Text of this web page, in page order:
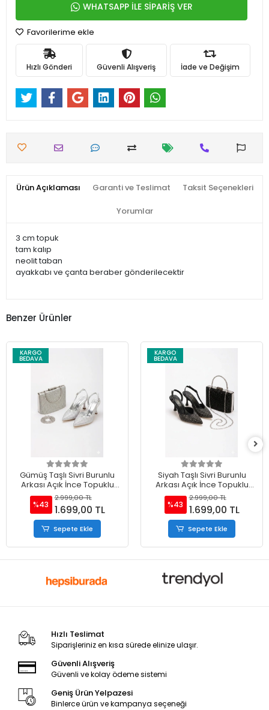
WHATSAPP İLE SİPARİŞ VER
Favorilerime ekle
Hızlı Gönderi Güvenli Alışveriş İade ve Değişim
Ürün Açıklaması Garanti ve Teslimat Taksit Seçenekleri
Yorumlar
3 cm topuk
tam kalıp
neolit taban
ayakkabı ve çanta beraber gönderilecektir
Benzer Ürünler
KARGO
BEDAVA
Gümüş Taşlı Sivri Burunlu
Arkası Açık İnce Topuklu
Stiletto ve Çanta Takımı
%43
2.999,00 TL
1.699,00 TL
Sepete Ekle
KARGO
BEDAVA
Siyah Taşlı Sivri Burunlu
Arkası Açık İnce Topuklu
Stiletto ve Çanta Takımı
%43
2.999,00 TL
1.699,00 TL
Sepete Ekle
Hızlı Teslimat
Siparişleriniz en kısa sürede elinize ulaşır.
Güvenli Alışveriş
Güvenli ve kolay ödeme sistemi
Geniş Ürün Yelpazesi
Binlerce ürün ve kampanya seçeneği